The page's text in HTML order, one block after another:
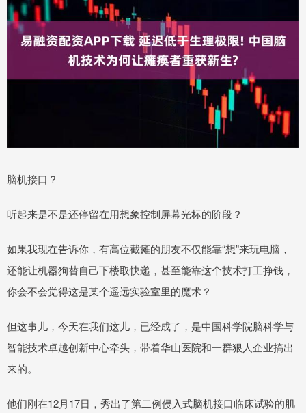
脑机接口？
听起来是不是还停留在用想象控制屏幕光标的阶段？
如果我现在告诉你，有高位截瘫的朋友不仅能靠“想”来玩电脑，
还能让机器狗替自己下楼取快递，甚至能靠这个技术打工挣钱，
你会不会觉得这是某个遥远实验室里的魔术？
但这事儿，今天在我们这儿，已经成了，是中国科学院脑科学与
智能技术卓越创新中心牵头，带着华山医院和一群狠人企业搞出
来的。
他们刚在12月17日，秀出了第二例侵入式脑机接口临床试验的肌